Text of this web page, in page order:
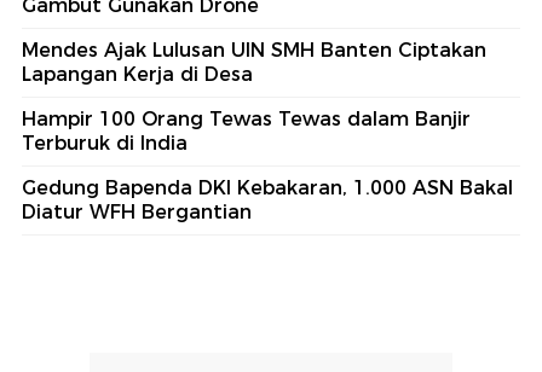
Gambut Gunakan Drone
Mendes Ajak Lulusan UIN SMH Banten Ciptakan
Lapangan Kerja di Desa
Hampir 100 Orang Tewas Tewas dalam Banjir
Terburuk di India
Gedung Bapenda DKI Kebakaran, 1.000 ASN Bakal
Diatur WFH Bergantian